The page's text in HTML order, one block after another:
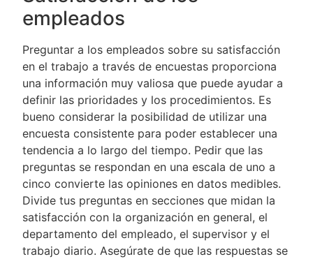
empleados
Preguntar a los empleados sobre su satisfacción
en el trabajo a través de encuestas proporciona
una información muy valiosa que puede ayudar a
definir las prioridades y los procedimientos. Es
bueno considerar la posibilidad de utilizar una
encuesta consistente para poder establecer una
tendencia a lo largo del tiempo. Pedir que las
preguntas se respondan en una escala de uno a
cinco convierte las opiniones en datos medibles.
Divide tus preguntas en secciones que midan la
satisfacción con la organización en general, el
departamento del empleado, el supervisor y el
trabajo diario. Asegúrate de que las respuestas se